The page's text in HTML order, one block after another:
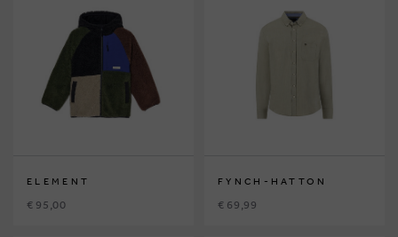
ELEMENT
€ 95,00
FYNCH-HATTON
€ 69,99